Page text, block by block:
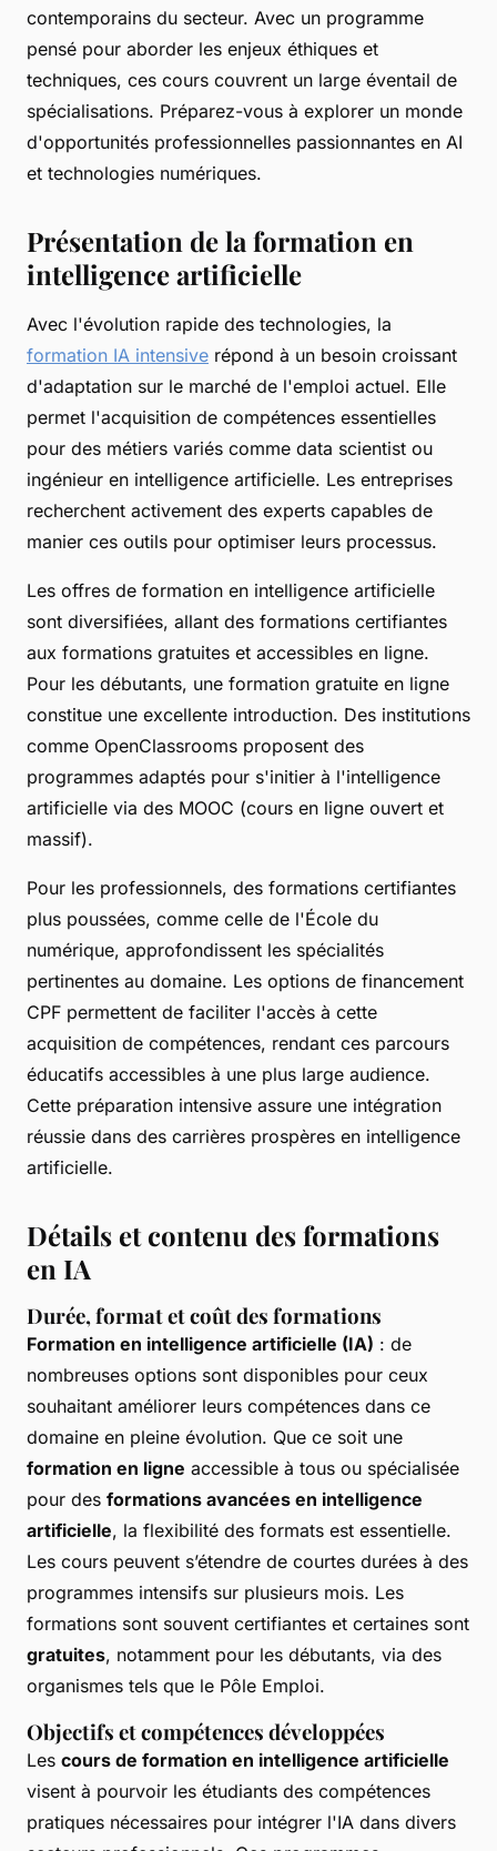
contemporains du secteur. Avec un programme
pensé pour aborder les enjeux éthiques et
techniques, ces cours couvrent un large éventail de
spécialisations. Préparez-vous à explorer un monde
d'opportunités professionnelles passionnantes en AI
et technologies numériques.
Présentation de la formation en
intelligence artificielle
Avec l'évolution rapide des technologies, la
formation IA intensive répond à un besoin croissant
d'adaptation sur le marché de l'emploi actuel. Elle
permet l'acquisition de compétences essentielles
pour des métiers variés comme data scientist ou
ingénieur en intelligence artificielle. Les entreprises
recherchent activement des experts capables de
manier ces outils pour optimiser leurs processus.
Les offres de formation en intelligence artificielle
sont diversifiées, allant des formations certifiantes
aux formations gratuites et accessibles en ligne.
Pour les débutants, une formation gratuite en ligne
constitue une excellente introduction. Des institutions
comme OpenClassrooms proposent des
programmes adaptés pour s'initier à l'intelligence
artificielle via des MOOC (cours en ligne ouvert et
massif).
Pour les professionnels, des formations certifiantes
plus poussées, comme celle de l'École du
numérique, approfondissent les spécialités
pertinentes au domaine. Les options de financement
CPF permettent de faciliter l'accès à cette
acquisition de compétences, rendant ces parcours
éducatifs accessibles à une plus large audience.
Cette préparation intensive assure une intégration
réussie dans des carrières prospères en intelligence
artificielle.
Détails et contenu des formations
en IA
Durée, format et coût des formations
Formation en intelligence artificielle (IA) : de
nombreuses options sont disponibles pour ceux
souhaitant améliorer leurs compétences dans ce
domaine en pleine évolution. Que ce soit une
formation en ligne accessible à tous ou spécialisée
pour des formations avancées en intelligence
artificielle, la flexibilité des formats est essentielle.
Les cours peuvent s’étendre de courtes durées à des
programmes intensifs sur plusieurs mois. Les
formations sont souvent certifiantes et certaines sont
gratuites, notamment pour les débutants, via des
organismes tels que le Pôle Emploi.
Objectifs et compétences développées
Les cours de formation en intelligence artificielle
visent à pourvoir les étudiants des compétences
pratiques nécessaires pour intégrer l'IA dans divers